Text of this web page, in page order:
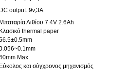
DC output: 9v,3A
Μπαταρία Λιθίου 7.4V 2.6Ah
Κλασικό thermal paper
Max.
Εύκολος και σύγχρονος μηχανισμός